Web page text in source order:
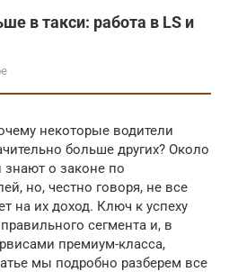
в такси: работа в LS и
некоторые водители
больше других? Около
знают о законе по
но, честно говоря, не все
на их доход. Ключ к успеху
сегмента и, в
премиум-класса,
мы подробно разберем все